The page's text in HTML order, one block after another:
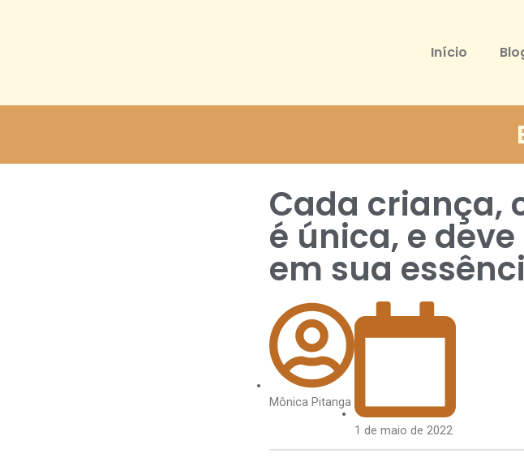
Início
Cada criança,
é única, e
em sua
Mônica Pitanga
1 de maio de 2022